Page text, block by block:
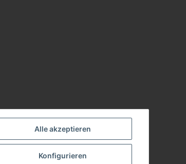
Alle akzeptieren
Konfigurieren